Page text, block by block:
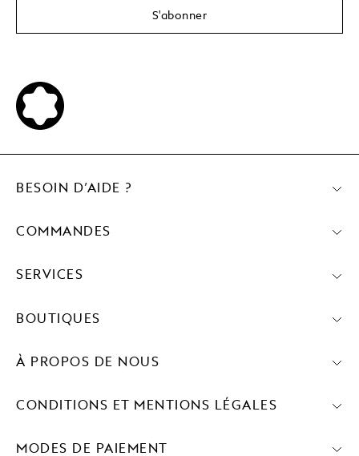
S'abonner
MODES DE PAIEMENT
BESOIN D’AIDE ?
COMMANDES
SERVICES
BOUTIQUES
À PROPOS DE NOUS
CONDITIONS ET MENTIONS LÉGALES